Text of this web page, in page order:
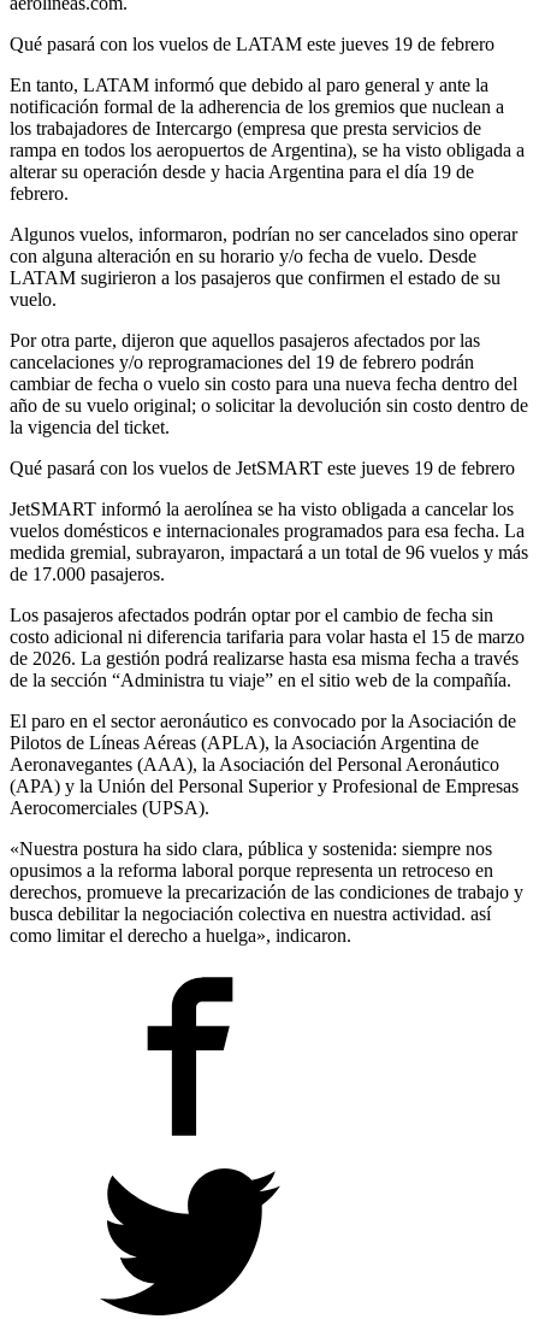
Qué pasará con los vuelos de LATAM este jueves 19 de febrero
En tanto, LATAM informó que debido al paro general y ante la
notificación formal de la adherencia de los gremios que nuclean a
los trabajadores de Intercargo (empresa que presta servicios de
rampa en todos los aeropuertos de Argentina), se ha visto obligada a
alterar su operación desde y hacia Argentina para el día 19 de
febrero.
Algunos vuelos, informaron, podrían no ser cancelados sino operar
con alguna alteración en su horario y/o fecha de vuelo. Desde
LATAM sugirieron a los pasajeros que confirmen el estado de su
vuelo.
Por otra parte, dijeron que aquellos pasajeros afectados por las
cancelaciones y/o reprogramaciones del 19 de febrero podrán
cambiar de fecha o vuelo sin costo para una nueva fecha dentro del
año de su vuelo original; o solicitar la devolución sin costo dentro de
la vigencia del ticket.
Qué pasará con los vuelos de JetSMART este jueves 19 de febrero
JetSMART informó la aerolínea se ha visto obligada a cancelar los
vuelos domésticos e internacionales programados para esa fecha. La
medida gremial, subrayaron, impactará a un total de 96 vuelos y más
de 17.000 pasajeros.
Los pasajeros afectados podrán optar por el cambio de fecha sin
costo adicional ni diferencia tarifaria para volar hasta el 15 de marzo
de 2026. La gestión podrá realizarse hasta esa misma fecha a través
de la sección “Administra tu viaje” en el sitio web de la compañía.
El paro en el sector aeronáutico es convocado por la Asociación de
Pilotos de Líneas Aéreas (APLA), la Asociación Argentina de
Aeronavegantes (AAA), la Asociación del Personal Aeronáutico
(APA) y la Unión del Personal Superior y Profesional de Empresas
Aerocomerciales (UPSA).
«Nuestra postura ha sido clara, pública y sostenida: siempre nos
opusimos a la reforma laboral porque representa un retroceso en
derechos, promueve la precarización de las condiciones de trabajo y
busca debilitar la negociación colectiva en nuestra actividad. así
como limitar el derecho a huelga», indicaron.